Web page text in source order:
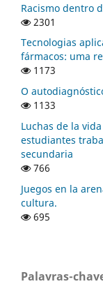
Racismo dentro
2301
Tecnologias
fármacos: uma
1173
O
1133
Luchas de la
estudiantes
secundaria
766
Juegos en la
cultura.
695
Palavras-